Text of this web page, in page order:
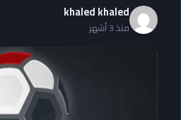
khaled khaled
منذ 3 أشهر